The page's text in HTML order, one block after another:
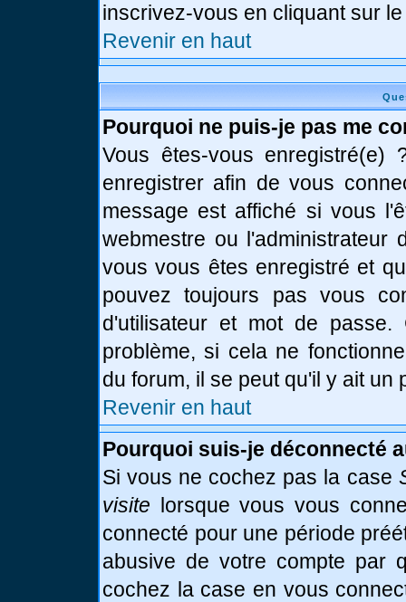
inscrivez-vous en cliquant sur
Revenir en haut
Pourquoi ne puis-je pas me
Vous êtes-vous enregistré(e)
enregistrer afin de vous
message est affiché si vous
webmestre ou l'administrateur
vous vous êtes enregistré et
pouvez toujours pas vous
d'utilisateur et mot de
problème, si cela ne
du forum, il se peut qu'il y ait un
Revenir en haut
Pourquoi suis-je déconnecté
Si vous ne cochez pas la case
visite lorsque vous vous
connecté pour une période
abusive de votre compte par
cochez la case en vous